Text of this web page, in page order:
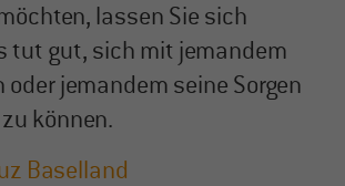
Inc.
Road, Suite 600
lassen Sie sich
tut gut, sich mit jemandem
jemandem seine Sorgen
können.
Baselland